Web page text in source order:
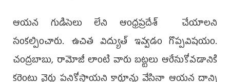
ఆయన గుడిసెలు లేని ఆంధ్రప్రదేశ్‌ చేయాలని
సంకల్పించారు. ఉచిత విద్యుత్‌ ఇవ్వడం గొప్పవిషయం.
చంద్రబాబు, రామోజీ లాంటి వారు బట్టలు ఆరేసుకోవడానికి